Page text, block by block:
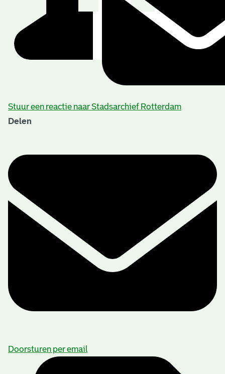
Stuur een reactie naar Stadsarchief Rotterdam
Delen
Doorsturen per email